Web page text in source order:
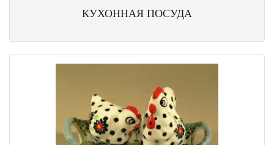
КУХОННАЯ ПОСУДА